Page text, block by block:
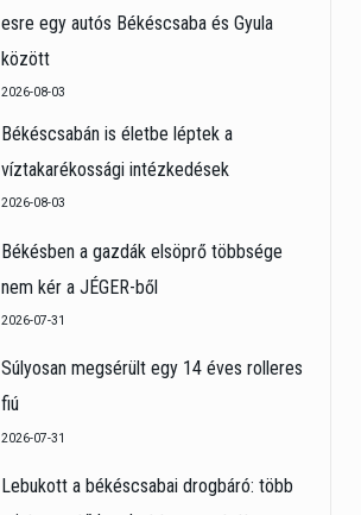
esre egy autós Békéscsaba és Gyula
között
2026-08-03
Békéscsabán is életbe léptek a
víztakarékossági intézkedések
2026-08-03
Békésben a gazdák elsöprő többsége
nem kér a JÉGER-ből
2026-07-31
Súlyosan megsérült egy 14 éves rolleres
fiú
2026-07-31
Lebukott a békéscsabai drogbáró: több